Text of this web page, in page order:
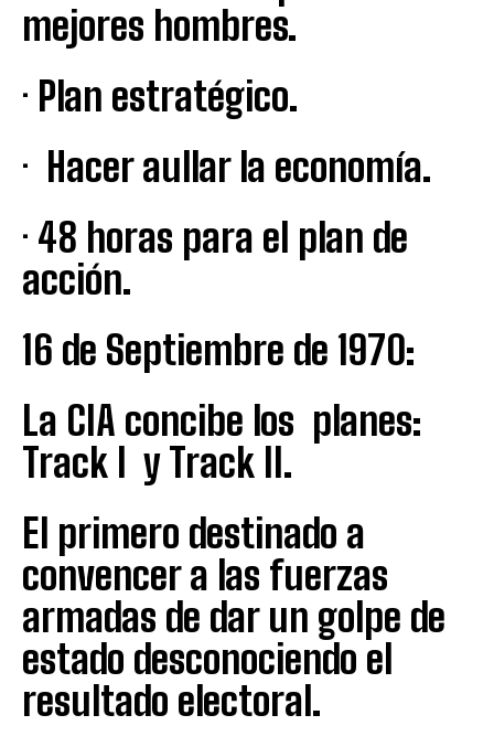
mejores hombres.
· Plan estratégico.
· Hacer aullar la economía.
· 48 horas para el plan de
acción.
16 de Septiembre de 1970:
La CIA concibe los planes:
Track I y Track II.
El primero destinado a
convencer a las fuerzas
armadas de dar un golpe de
estado desconociendo el
resultado electoral.